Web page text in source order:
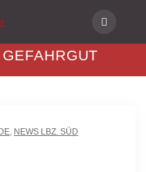
, NEWS LBZ. SÜD